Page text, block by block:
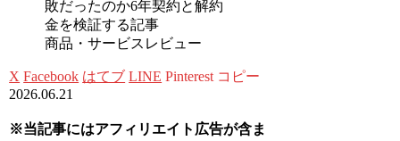
商品・サービスレビュー
X Facebook はてブ LINE Pinterest コピー
2026.06.21
※当記事にはアフィリエイト広告が含ま